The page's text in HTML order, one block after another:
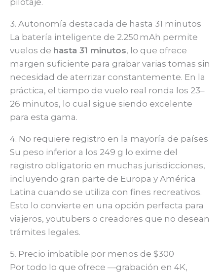
pilotaje.
3. Autonomía destacada de hasta 31 minutos
La batería inteligente de 2.250 mAh permite
vuelos de hasta 31 minutos, lo que ofrece
margen suficiente para grabar varias tomas sin
necesidad de aterrizar constantemente. En la
práctica, el tiempo de vuelo real ronda los 23–
26 minutos, lo cual sigue siendo excelente
para esta gama.
4. No requiere registro en la mayoría de países
Su peso inferior a los 249 g lo exime del
registro obligatorio en muchas jurisdicciones,
incluyendo gran parte de Europa y América
Latina cuando se utiliza con fines recreativos.
Esto lo convierte en una opción perfecta para
viajeros, youtubers o creadores que no desean
trámites legales.
5. Precio imbatible por menos de $300
Por todo lo que ofrece —grabación en 4K,